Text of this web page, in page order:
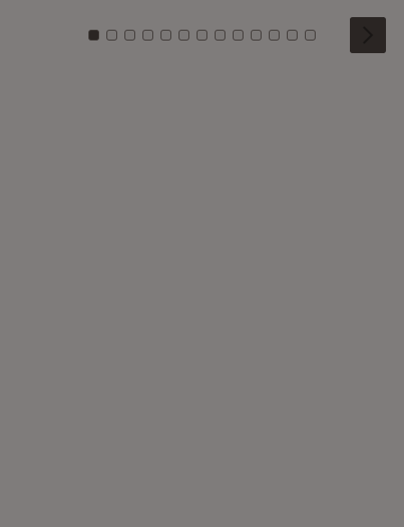
Zu Kachel: 0
Zu Kachel: 1
Zu Kachel: 2
Zu Kachel: 3
Zu Kachel: 4
Zu Kachel: 5
Zu Kachel: 6
Zu Kachel: 7
Zu Kachel: 8
Zu Kachel: 9
Zu Kachel: 10
Zu Kachel: 11
Zu Kachel: